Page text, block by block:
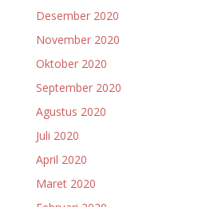
Desember 2020
November 2020
Oktober 2020
September 2020
Agustus 2020
Juli 2020
April 2020
Maret 2020